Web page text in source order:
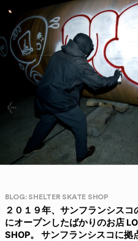
BLOG: SHELTER SKATE SHOP
２０１９年、サンフランシスコ
にオープンしたばかりのお店
SHOP。 サンフランシスコに拠